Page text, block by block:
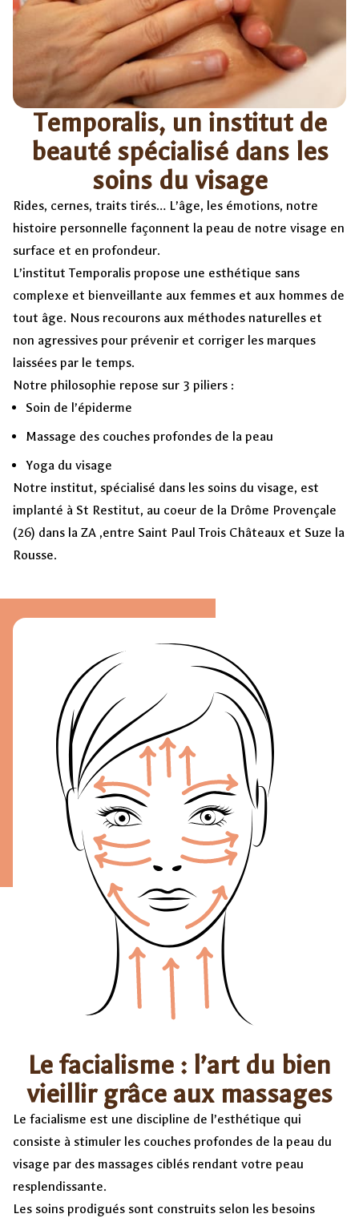
Temporalis, un institut de
beauté spécialisé dans les
soins du visage
Rides, cernes, traits tirés… L’âge, les émotions, notre
histoire personnelle façonnent la peau de notre visage en
surface et en profondeur.
L’institut Temporalis propose une esthétique sans
complexe et bienveillante aux femmes et aux hommes de
tout âge. Nous recourons aux méthodes naturelles et
non agressives pour prévenir et corriger les marques
laissées par le temps.
Notre philosophie repose sur 3 piliers :
Soin de l’épiderme
Massage des couches profondes de la peau
Yoga du visage
Notre institut, spécialisé dans les soins du visage, est
implanté à St Restitut, au coeur de la Drôme Provençale
(26) dans la ZA ,entre Saint Paul Trois Châteaux et Suze la
Rousse.
Le facialisme : l’art du bien
vieillir grâce aux massages
Le facialisme est une discipline de l’esthétique qui
consiste à stimuler les couches profondes de la peau du
visage par des massages ciblés rendant votre peau
resplendissante.
Les soins prodigués sont construits selon les besoins